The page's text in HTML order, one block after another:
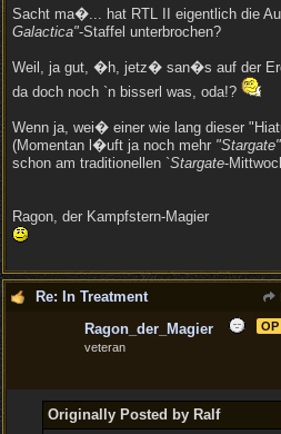
Sacht ma�... hat RTL II eigentlich die
Galactica"-Staffel unterbrochen?
Weil, ja gut, �h, jetz� san�s auf der
da doch noch `n bisserl was, oda!?
Wenn ja, wei� einer wie lang dieser
(Momentan l�uft ja noch mehr "Stargate"
schon am traditionellen `Stargate-
Ragon, der Kampfstern-Magier
Re: In Treatment
Ragon_der_Magier
OP
veteran
Originally Posted by Ralf